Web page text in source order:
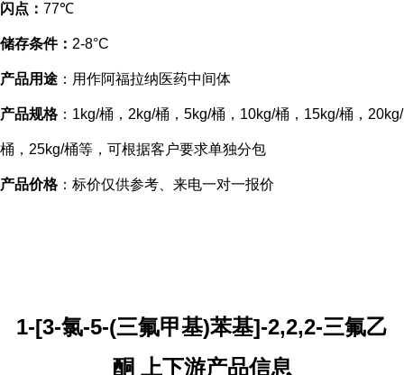
闪点： 77℃
储存条件： 2-8°C
产品用途 ：用作阿福拉纳医药中间体
产品规格：1kg/桶，2kg/桶，5kg/桶，10kg/桶，15kg/桶，20kg/
桶，25kg/桶等，可根据客户要求单独分包
产品价格：标价仅供参考、来电一对一报价
1-[3-氯-5-(三氟甲基)苯基]-2,2,2-三氟乙
酮 上下游产品信息